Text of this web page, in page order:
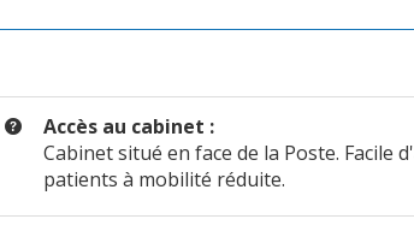
Accès au cabinet :
Cabinet situé en face de la Poste. Facile
patients à mobilité réduite.